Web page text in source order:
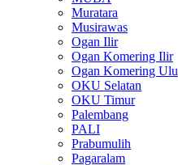
Muratara
Musirawas
Ogan Ilir
Ogan Komering Ilir
Ogan Komering Ulu
OKU Selatan
OKU Timur
Palembang
PALI
Prabumulih
Pagaralam